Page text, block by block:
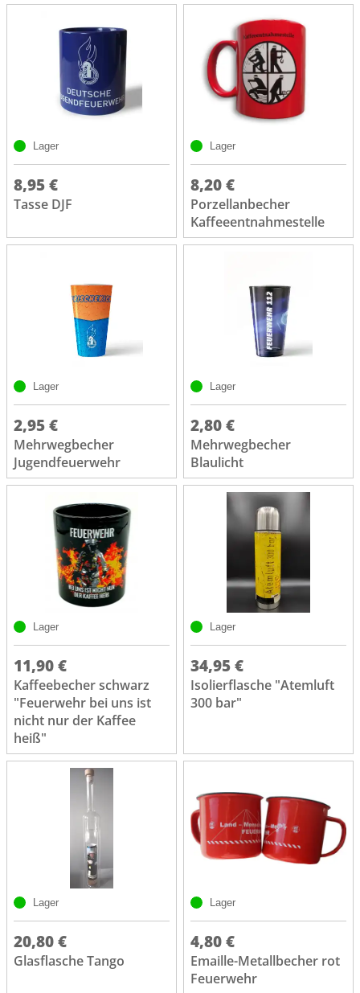
Lager
8,95 €
Tasse DJF
Lager
8,20 €
Porzellanbecher
Kaffeeentnahmestelle
Lager
2,95 €
Mehrwegbecher
Jugendfeuerwehr
Lager
2,80 €
Mehrwegbecher
Blaulicht
Lager
11,90 €
Kaffeebecher schwarz
"Feuerwehr bei uns ist
nicht nur der Kaffee
heiß"
Lager
34,95 €
Isolierflasche "Atemluft
300 bar"
Lager
20,80 €
Glasflasche Tango
Lager
4,80 €
Emaille-Metallbecher rot
Feuerwehr